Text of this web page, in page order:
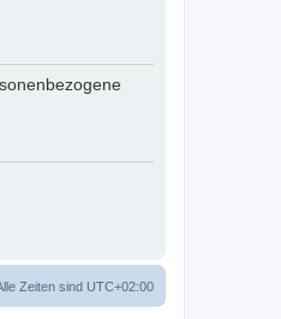
Zeiten sind UTC+02:00